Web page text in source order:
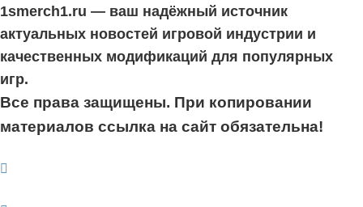
1smerch1.ru — ваш надёжный источник
актуальных новостей игровой индустрии и
качественных модификаций для популярных
игр.
Все права защищены. При копировании
материалов ссылка на сайт обязательна!